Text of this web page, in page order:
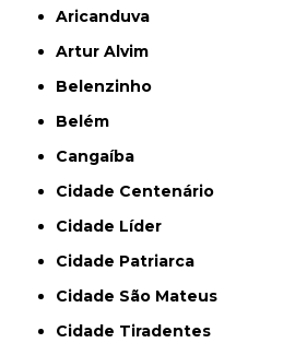
Aricanduva
Artur Alvim
Belenzinho
Belém
Cangaíba
Cidade Centenário
Cidade Líder
Cidade Patriarca
Cidade São Mateus
Cidade Tiradentes